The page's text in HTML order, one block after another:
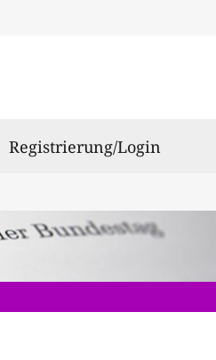
Registrierung/Login